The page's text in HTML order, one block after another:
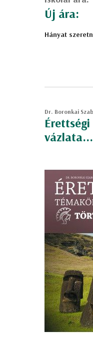
Új ára:
Hányat
Dr. Boronkai
vázlata...